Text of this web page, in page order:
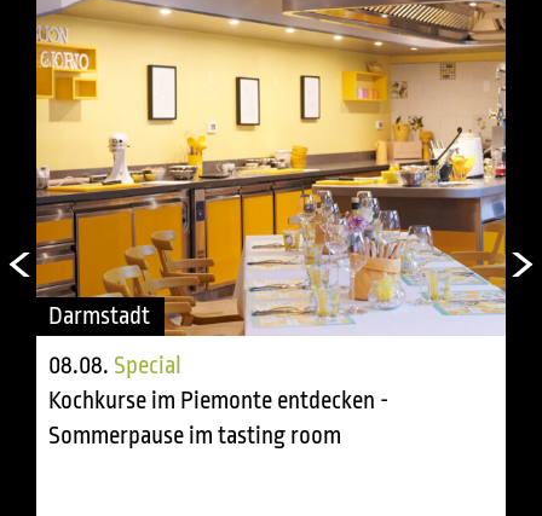
Darmstadt
08.08. Special
Kochkurse im Piemonte entdecken -
Sommerpause im tasting room